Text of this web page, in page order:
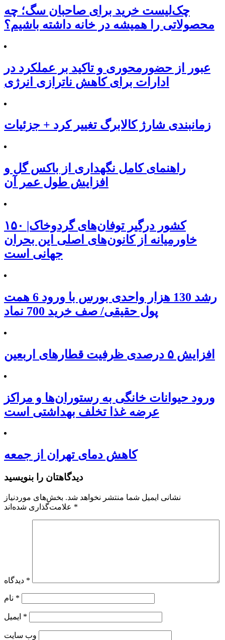
چک‌لیست خرید برای صاحبان سگ؛ چه
محصولاتی را همیشه در خانه داشته باشیم؟
عبور از حضورمحوری و تاکید بر عملکرد در
ادارات برای کاهش ناترازی انرژی
زمانبندی شارژ کالابرگ تغییر کرد + جزئیات
راهنمای کامل نگهداری از باکس گل و
افزایش طول عمر آن
۱۵۰ کشور درگیر توفان‌های گردوخاک|
خاورمیانه از کانون‌های اصلی این بحران
جهانی است
رشد 130 هزار واحدی بورس با ورود 6 همت
پول حقیقی/ صف خرید 700 نماد
افزایش ۵ درصدی ظرفیت قطارهای اربعین
ورود حیوانات خانگی به رستوران‌ها و مراکز
عرضه غذا تخلف بهداشتی است
کاهش دمای تهران از جمعه
دیدگاهتان را بنویسید
نشانی ایمیل شما منتشر نخواهد شد. بخش‌های موردنیاز
*
*
*
*
وب‌ سایت